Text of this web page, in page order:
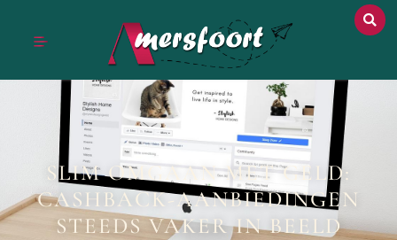
SLIM OMGAAN MET GELD:
CASHBACK-AANBIEDINGEN
STEEDS VAKER IN BEELD